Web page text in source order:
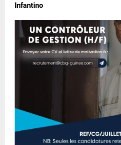
Infantino